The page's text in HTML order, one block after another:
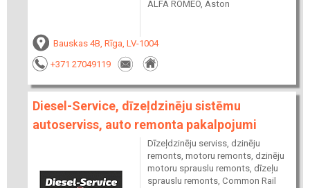
ALFA ROMEO, Aston
Bauskas 4B, Rīga, LV-1004
+371 27049119
Diesel-Service, dīzeļdzinēju sistēmu
autoserviss, auto remonta pakalpojumi
Dīzeļdzinēju serviss, dzinēju
remonts, motoru remonts, dzinēju
motoru sprauslu remonts, dīzeļu
sprauslu remonts, Common Rail